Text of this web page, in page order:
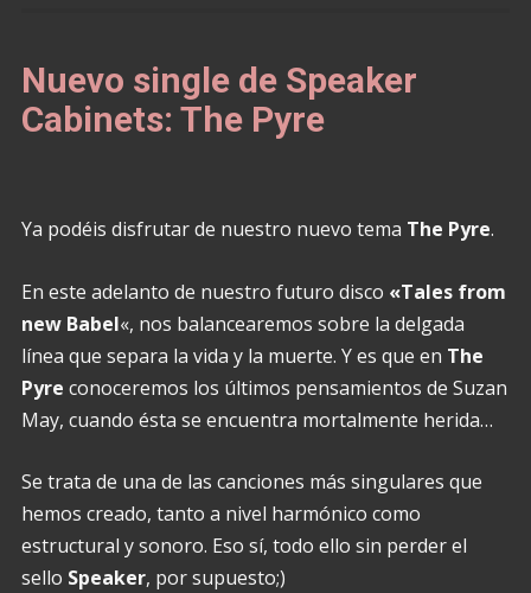
Nuevo single de Speaker
Cabinets: The Pyre
Ya podéis disfrutar de nuestro nuevo tema The Pyre.
En este adelanto de nuestro futuro disco «Tales from
new Babel«, nos balancearemos sobre la delgada
línea que separa la vida y la muerte. Y es que en The
Pyre conoceremos los últimos pensamientos de Suzan
May, cuando ésta se encuentra mortalmente herida…
Se trata de una de las canciones más singulares que
hemos creado, tanto a nivel harmónico como
estructural y sonoro. Eso sí, todo ello sin perder el
sello Speaker, por supuesto;)